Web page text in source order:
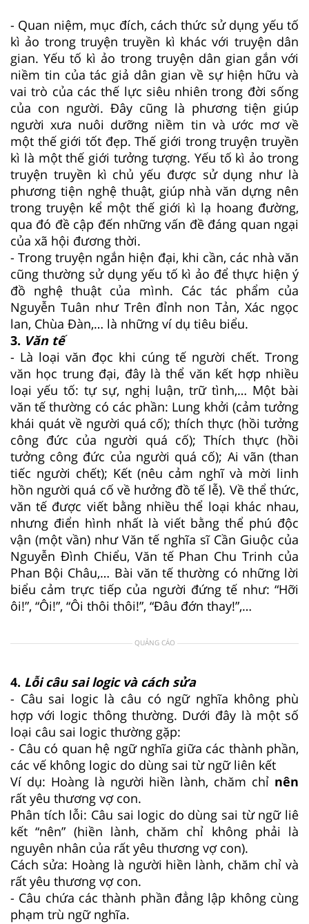
- Quan niệm, mục đích, cách thức sử dụng yếu tố
kì ảo trong truyện truyền kì khác với truyện dân
gian. Yếu tố kì ảo trong truyện dân gian gắn với
niềm tin của tác giả dân gian về sự hiện hữu và
vai trò của các thế lực siêu nhiên trong đời sống
của con người. Đây cũng là phương tiện giúp
người xưa nuôi dưỡng niềm tin và ước mơ về
một thế giới tốt đẹp. Thế giới trong truyện truyền
kì là một thế giới tưởng tượng. Yếu tố kì ảo trong
truyện truyền kì chủ yếu được sử dụng như là
phương tiện nghệ thuật, giúp nhà văn dựng nên
trong truyện kể một thế giới kì lạ hoang đường,
qua đó đề cập đến những vấn đề đáng quan ngại
của xã hội đương thời.
- Trong truyện ngắn hiện đại, khi cần, các nhà văn
cũng thường sử dụng yếu tố kì ảo để thực hiện ý
đồ nghệ thuật của mình. Các tác phẩm của
Nguyễn Tuân như Trên đỉnh non Tản, Xác ngọc
lan, Chùa Đàn,… là những ví dụ tiêu biểu.
3. Văn tế
- Là loại văn đọc khi cúng tế người chết. Trong
văn học trung đại, đây là thể văn kết hợp nhiều
loại yếu tố: tự sự, nghị luận, trữ tình,… Một bài
văn tế thường có các phần: Lung khởi (cảm tưởng
khái quát về người quá cố); thích thực (hồi tưởng
công đức của người quá cố); Thích thực (hồi
tưởng công đức của người quá cố); Ai vãn (than
tiếc người chết); Kết (nêu cảm nghĩ và mời linh
hồn người quá cố về hưởng đồ tế lễ). Về thể thức,
văn tế được viết bằng nhiều thể loại khác nhau,
nhưng điển hình nhất là viết bằng thể phú độc
vận (một vần) như Văn tế nghĩa sĩ Cần Giuộc của
Nguyễn Đình Chiểu, Văn tế Phan Chu Trinh của
Phan Bội Châu,… Bài văn tế thường có những lời
biểu cảm trực tiếp của người đứng tế như: “Hỡi
ôi!”, “Ôi!”, “Ôi thôi thôi!”, “Đâu đớn thay!”,…
QUẢNG CÁO
4. Lỗi câu sai logic và cách sửa
- Câu sai logic là câu có ngữ nghĩa không phù
hợp với logic thông thường. Dưới đây là một số
loại câu sai logic thường gặp:
- Câu có quan hệ ngữ nghĩa giữa các thành phần,
các vế không logic do dùng sai từ ngữ liên kết
Ví dụ: Hoàng là người hiền lành, chăm chỉ nên
rất yêu thương vợ con.
Phân tích lỗi: Câu sai logic do dùng sai từ ngữ liê
kết “nên” (hiền lành, chăm chỉ không phải là
nguyên nhân của rất yêu thương vợ con).
Cách sửa: Hoàng là người hiền lành, chăm chỉ và
rất yêu thương vợ con.
- Câu chứa các thành phần đẳng lập không cùng
phạm trù ngữ nghĩa.